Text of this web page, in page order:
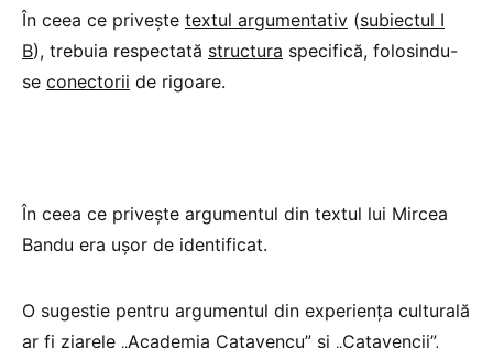
În ceea ce privește textul argumentativ (subiectul I
B), trebuia respectată structura specifică, folosindu-
se conectorii de rigoare.
În ceea ce privește argumentul din textul lui Mircea
Bandu era ușor de identificat.
O sugestie pentru argumentul din experiența culturală
ar fi ziarele „Academia Cațavencu” și „Cațavencii”,